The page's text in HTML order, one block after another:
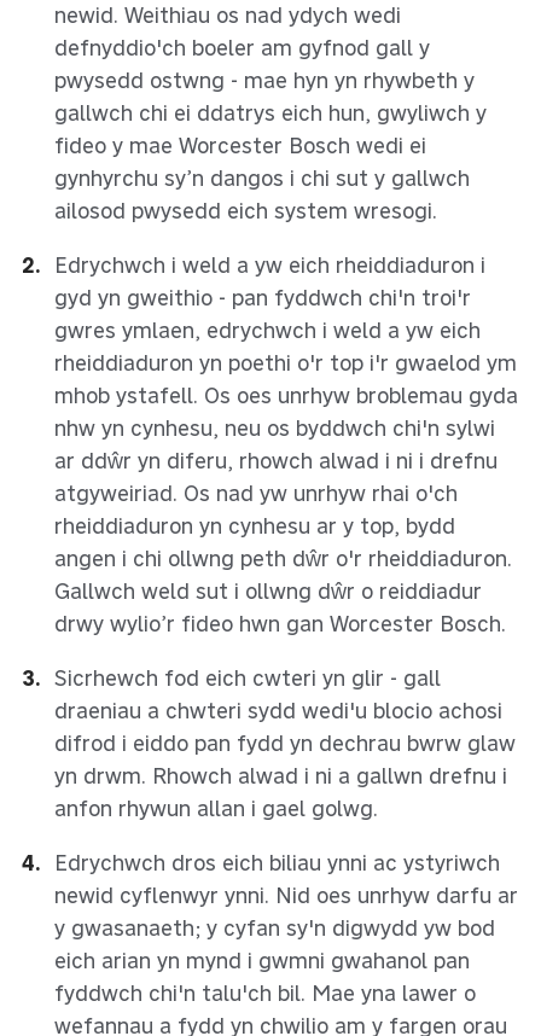
newid. Weithiau os nad ydych wedi
defnyddio'ch boeler am gyfnod gall y
pwysedd ostwng - mae hyn yn rhywbeth y
gallwch chi ei ddatrys eich hun, gwyliwch y
fideo y mae Worcester Bosch wedi ei
gynhyrchu sy’n dangos i chi sut y gallwch
ailosod pwysedd eich system wresogi.
Edrychwch i weld a yw eich rheiddiaduron i
gyd yn gweithio - pan fyddwch chi'n troi'r
gwres ymlaen, edrychwch i weld a yw eich
rheiddiaduron yn poethi o'r top i'r gwaelod ym
mhob ystafell. Os oes unrhyw broblemau gyda
nhw yn cynhesu, neu os byddwch chi'n sylwi
ar ddŵr yn diferu, rhowch alwad i ni i drefnu
atgyweiriad. Os nad yw unrhyw rhai o'ch
rheiddiaduron yn cynhesu ar y top, bydd
angen i chi ollwng peth dŵr o'r rheiddiaduron.
Gallwch weld sut i ollwng dŵr o reiddiadur
drwy wylio’r fideo hwn gan Worcester Bosch.
Sicrhewch fod eich cwteri yn glir - gall
draeniau a chwteri sydd wedi'u blocio achosi
difrod i eiddo pan fydd yn dechrau bwrw glaw
yn drwm. Rhowch alwad i ni a gallwn drefnu i
anfon rhywun allan i gael golwg.
Edrychwch dros eich biliau ynni ac ystyriwch
newid cyflenwyr ynni. Nid oes unrhyw darfu ar
y gwasanaeth; y cyfan sy'n digwydd yw bod
eich arian yn mynd i gwmni gwahanol pan
fyddwch chi'n talu'ch bil. Mae yna lawer o
wefannau a fydd yn chwilio am y fargen orau